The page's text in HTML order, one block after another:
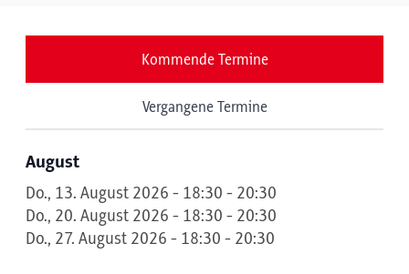
Kommende Termine
Vergangene Termine
August
Do., 13. August 2026 - 18:30 - 20:30
Do., 20. August 2026 - 18:30 - 20:30
Do., 27. August 2026 - 18:30 - 20:30